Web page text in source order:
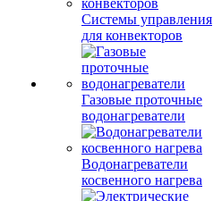
Системы управления
для конвекторов
Газовые проточные
водонагреватели
Водонагреватели
косвенного нагрева